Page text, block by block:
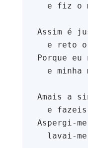
e fiz o
Assim é
e reto
Porque
e minha
Amais a
e
Aspergi-
lavai-
S
e
s
i
a
n
o
.
t